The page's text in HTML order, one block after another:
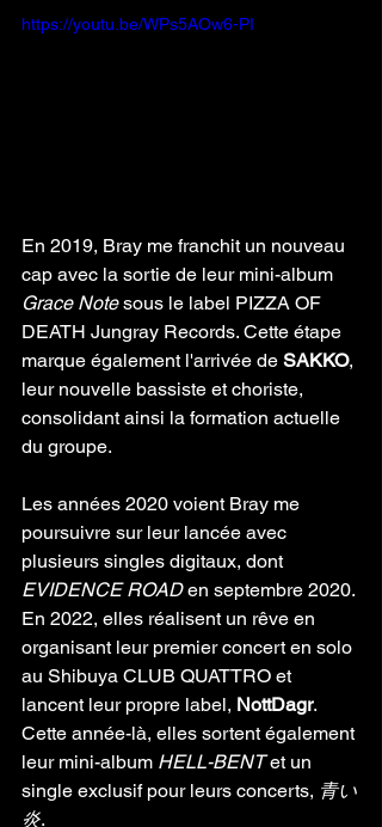
https://youtu.be/WPs5AOw6-PI
En 2019, Bray me franchit un nouveau
cap avec la sortie de leur mini-album
Grace Note sous le label PIZZA OF
DEATH Jungray Records. Cette étape
marque également l'arrivée de SAKKO,
leur nouvelle bassiste et choriste,
consolidant ainsi la formation actuelle
du groupe.
Les années 2020 voient Bray me
poursuivre sur leur lancée avec
plusieurs singles digitaux, dont
EVIDENCE ROAD en septembre 2020.
En 2022, elles réalisent un rêve en
organisant leur premier concert en solo
au Shibuya CLUB QUATTRO et
lancent leur propre label, NottDagr.
Cette année-là, elles sortent également
leur mini-album HELL-BENT et un
single exclusif pour leurs concerts, 青い
炎.